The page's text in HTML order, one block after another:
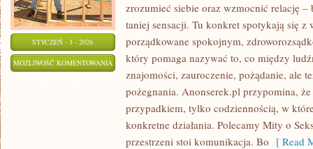
STYCZEŃ - 3 - 2026
MOŻLIWOŚĆ KOMENTOWANIA SEKS
zrozumieć siebie oraz wzmocnić relację –
taniej sensacji. Tu konkret spotykają się z
porządkowane spokojnym,
który pomaga nazywać to, co między
znajomości, zauroczenie, pożądanie, ale
pożegnania. Anonserek.pl przypomina,
przypadkiem, tylko codziennością, w
konkretne działania. Polecamy Mity o
przestrzeni stoi komunikacja. Bo [ Read